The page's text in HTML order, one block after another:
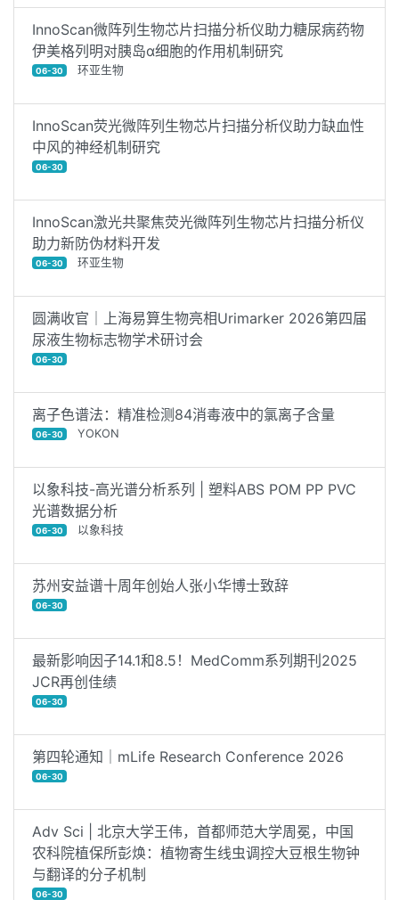
InnoScan微阵列生物芯片扫描分析仪助力糖尿病药物
伊美格列明对胰岛α细胞的作用机制研究
06-30 环亚生物
InnoScan荧光微阵列生物芯片扫描分析仪助力缺血性
中风的神经机制研究
06-30
InnoScan激光共聚焦荧光微阵列生物芯片扫描分析仪
助力新防伪材料开发
06-30 环亚生物
圆满收官｜上海易算生物亮相Urimarker 2026第四届
尿液生物标志物学术研讨会
06-30
离子色谱法：精准检测84消毒液中的氯离子含量
06-30 YOKON
以象科技-高光谱分析系列 | 塑料ABS POM PP PVC
光谱数据分析
06-30 以象科技
苏州安益谱十周年创始人张小华博士致辞
06-30
最新影响因子14.1和8.5！MedComm系列期刊2025
JCR再创佳绩
06-30
第四轮通知｜mLife Research Conference 2026
06-30
Adv Sci | 北京大学王伟，首都师范大学周冕，中国
农科院植保所彭焕：植物寄生线虫调控大豆根生物钟
与翻译的分子机制
06-30